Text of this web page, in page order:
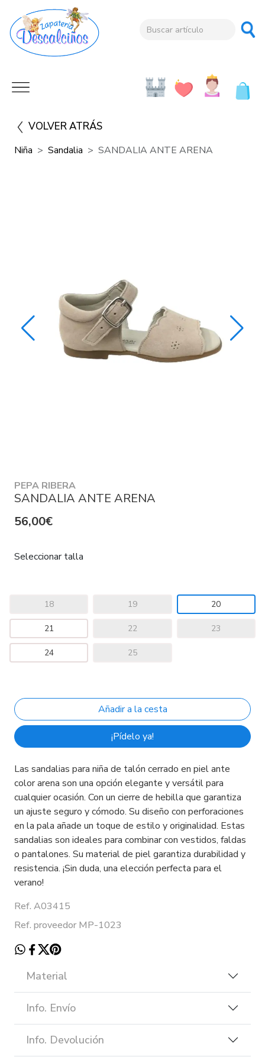
VOLVER ATRÁS
Niña Sandalia SANDALIA ANTE ARENA
PEPA RIBERA
SANDALIA ANTE ARENA
56,00€
Seleccionar talla
18 19 20
21 22 23
24 25
¡Pídelo ya!
Las sandalias para niña de talón cerrado en piel ante
color arena son una opción elegante y versátil para
cualquier ocasión. Con un cierre de hebilla que garantiza
un ajuste seguro y cómodo. Su diseño con perforaciones
en la pala añade un toque de estilo y originalidad. Estas
sandalias son ideales para combinar con vestidos, faldas
o pantalones. Su material de piel garantiza durabilidad y
resistencia. ¡Sin duda, una elección perfecta para el
verano!
Ref. A03415
Ref. proveedor MP-1023
Material
Info. Envío
Info. Devolución